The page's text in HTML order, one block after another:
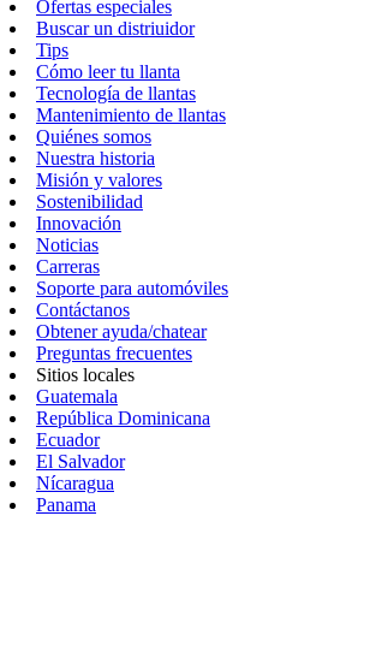
Ofertas especiales
Buscar un distriuidor
Tips
Cómo leer tu llanta
Tecnología de llantas
Mantenimiento de llantas
Quiénes somos
Nuestra historia
Misión y valores
Sostenibilidad
Innovación
Noticias
Carreras
Soporte para automóviles
Contáctanos
Obtener ayuda/chatear
Preguntas frecuentes
Sitios locales
Guatemala
República Dominicana
Ecuador
El Salvador
Nícaragua
Panama